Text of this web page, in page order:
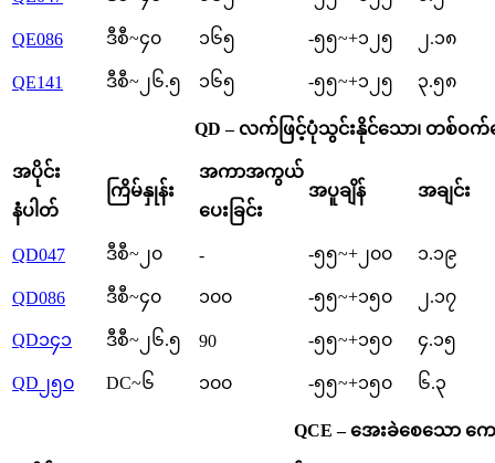
QE086 ဒီစီ~၄၀ ၁၆၅ -၅၅~+၁၂၅ ၂.၁၈
QE141 ဒီစီ~၂၆.၅ ၁၆၅ -၅၅~+၁၂၅ ၃.၅၈
QD – လက်ဖြင့်ပုံသွင်းနိုင်သော၊ တစ်ဝက်ပျ
အပိုင်း
နံပါတ်
ကြိမ်နှုန်း
အကာအကွယ်
ပေးခြင်း
အပူချိန် အချင်း
QD047 ဒီစီ~၂၀ - -၅၅~+၂၀၀ ၁.၁၉
QD086 ဒီစီ~၄၀ ၁၀၀ -၅၅~+၁၅၀ ၂.၁၇
QD၁၄၁ ဒီစီ~၂၆.၅ 90 -၅၅~+၁၅၀ ၄.၁၅
QD၂၅၀ DC~၆ ၁၀၀ -၅၅~+၁၅၀ ၆.၃
QCE – အေးခဲစေသော